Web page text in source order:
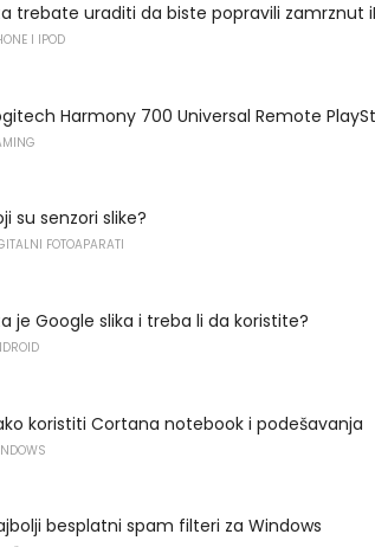
trebate uraditi da biste popravili zamrznut
I IPOD
Harmony 700 Universal Remote
su senzori slike?
FOTOAPARATI
je Google slika i treba li da koristite?
koristiti Cortana notebook i podešavanja
besplatni spam filteri za Windows